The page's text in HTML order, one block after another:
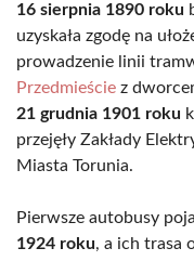
16 sierpnia 1890 roku
uzyskała zgodę na
prowadzenie linii
Przedmieście z
21 grudnia 1901 roku
przejęły Zakłady
Miasta Torunia.
Pierwsze autobusy
1924 roku, a ich trasa